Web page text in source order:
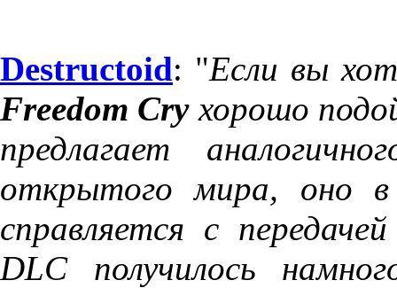
Destructoid: "Если вы
Freedom Cryхорошо
предлагает
открытого мира, оно в
справляется с
DLC получилось